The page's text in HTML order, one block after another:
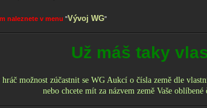
naleznete v menu "Vývoj WG"
Už máš taky
možnost zúčastnit se WG Aukcí o čísla země dle
nebo chcete mít za názvem země Vaše